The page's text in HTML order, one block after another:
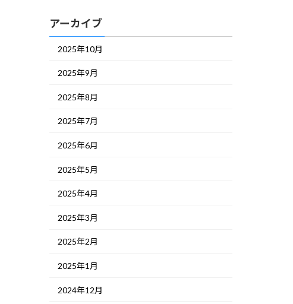
アーカイブ
2025年10月
2025年9月
2025年8月
2025年7月
2025年6月
2025年5月
2025年4月
2025年3月
2025年2月
2025年1月
2024年12月